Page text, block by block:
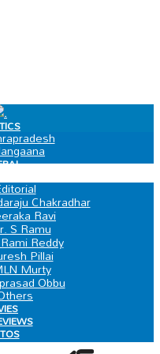
.
Chakradhar
Ravi
S Ramu
Reddy
Pillai
Murty
Obbu